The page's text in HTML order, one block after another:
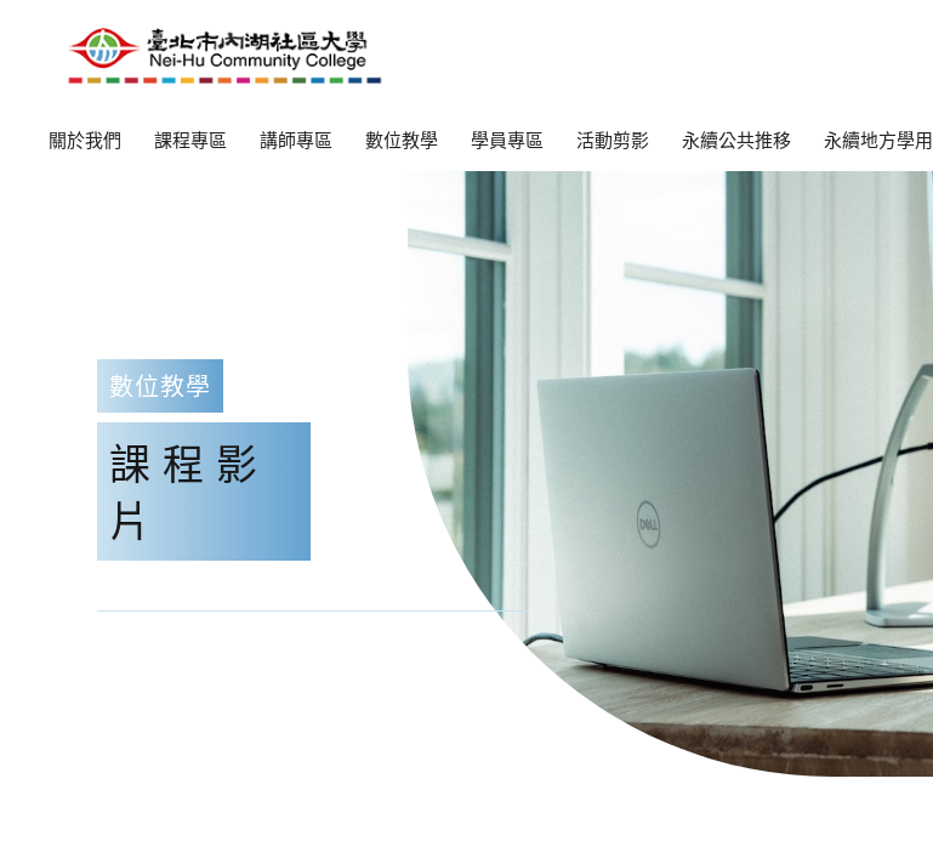
關於我們 課程專區 講師專區 數位教學 學員專區 活動剪影 永續公共推移 永續地方學用
數位教學
課程影
片